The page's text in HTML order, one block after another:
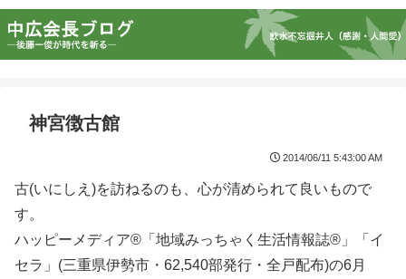
神宮徴古館
2014/06/11 5:43:00 AM
古(いにしえ)を訪ねるのも、心が清められて良いもので
す。
ハッピーメディア®「地域みっちゃく生活情報誌®」「イ
セラ」(三重県伊勢市・62,540部発行・全戸配布)の6月